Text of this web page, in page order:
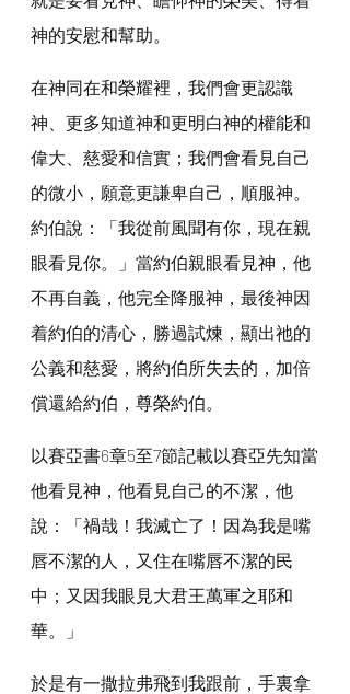
神的安慰和幫助。
在神同在和榮耀裡，我們會更認識
神、更多知道神和更明白神的權能和
偉大、慈愛和信實；我們會看見自己
的微小，願意更謙卑自己，順服神。
約伯說：「我從前風聞有你，現在親
眼看見你。」當約伯親眼看見神，他
不再自義，他完全降服神，最後神因
着約伯的清心，勝過試煉，顯出祂的
公義和慈愛，將約伯所失去的，加倍
償還給約伯，尊榮約伯。
以賽亞書6章5至7節記載以賽亞先知當
他看見神，他看見自己的不潔，他
說：「禍哉！我滅亡了！因為我是嘴
唇不潔的人，又住在嘴唇不潔的民
中；又因我眼見大君王萬軍之耶和
華。」
於是有一撒拉弗飛到我跟前，手裏拿